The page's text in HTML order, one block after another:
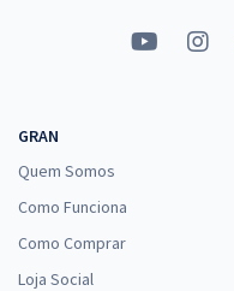
GRAN
Quem Somos
Como Funciona
Como Comprar
Loja Social